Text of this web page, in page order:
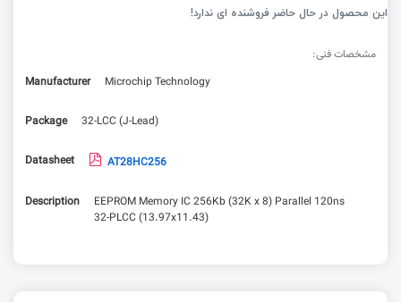
این محصول در حال حاضر فروشنده ای ندارد!
مشخصات فنی:
Manufacturer
Microchip Technology
Package 32-LCC (J-Lead)
Datasheet AT28HC256
Description
EEPROM Memory IC 256Kb (32K x 8) Parallel 120ns
32-PLCC (13.97x11.43)